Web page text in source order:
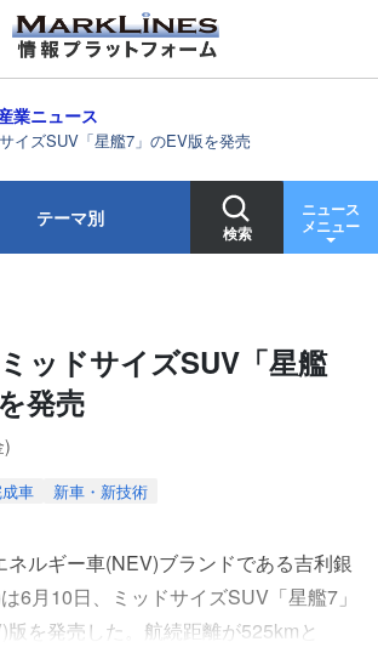
業ニュース
イズSUV「星艦7」のEV版を発売
テーマ別
検索
ニュース
メニュー
ッドサイズSUV「星艦
発売
)
車 新車・新技術
ネルギー車(NEV)ブランドである吉利銀
6月10日、ミッドサイズSUV「星艦7」
を発売した。航続距離が525kmと